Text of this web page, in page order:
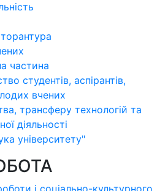
частина
студентів, аспірантів,
вчених
трансферу технологій та
діяльності
університету"